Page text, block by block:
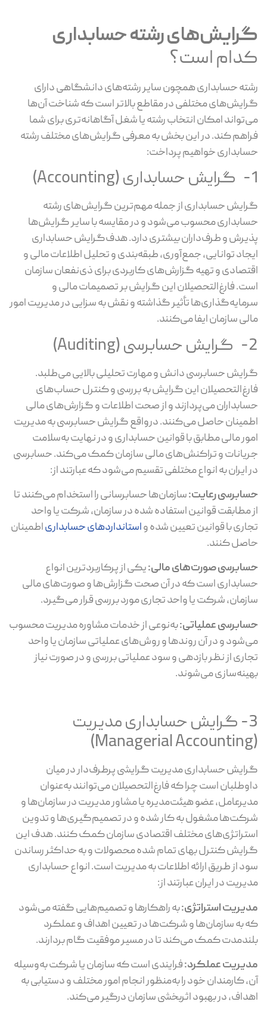
گرایش‌های رشته حسابداری
کدام است؟
رشته حسابداری همچون سایر رشته‌های دانشگاهی دارای
گرایش‌های مختلفی در مقاطع بالاتر است که شناخت آن‌ها
می‌تواند امکان انتخاب رشته یا شغل آگاهانه‌تری برای شما
فراهم کند. در این بخش به معرفی گرایش‌های مختلف رشته
حسابداری خواهیم پرداخت:
1- گرایش حسابداری (Accounting)
گرایش حسابداری از جمله مهم‌ترین گرایش‌های رشته
حسابداری محسوب می‌شود و در مقایسه با سایر گرایش‌ها
پذیرش و طرف‌داران بیشتری دارد. هدف‌گرایش حسابداری
ایجاد توانایی، جمع‌آوری، طبقه‌بندی و تحلیل اطلاعات مالی و
اقتصادی و تهیه گزارش‌های کاربردی برای ذی‌نفعان سازمان
است. فارغ‌التحصیلان این گرایش بر تصمیمات مالی و
سرمایه‌گذاری‌ها تأثیر گذاشته و نقش به سزایی در مدیریت امور
مالی سازمان ایفا می‌کنند.
2- گرایش حسابرسی (Auditing)
گرایش حسابرسی دانش و مهارت تحلیلی بالایی می‌طلبد.
فارغ‌التحصیلان این گرایش به بررسی و کنترل حساب‌های
حسابداران می‌پردازند و از صحت اطلاعات و گزارش‌های مالی
اطمینان حاصل می‌کنند. درواقع گرایش حسابرسی به مدیریت
امور مالی مطابق با قوانین حسابداری و در نهایت به‌سلامت
جریانات و تراکنش‌های مالی سازمان کمک می‌کند. حسابرسی
در ایران به انواع مختلفی تقسیم می‌شود که عبارتند از:
حسابرسی رعایت:سازمان‌ها حسابرسانی را استخدام می‌کنند تا
از مطابقت قوانین استفاده شده در سازمان، شرکت یا واحد
تجاری با قوانین تعیین شده واستانداردهای حسابداریاطمینان
حاصل کنند.
حسابرسی صورت‌های مالی:یکی از پرکاربردترین انواع
حسابداری است که در آن صحت گزارش‌ها و صورت‌های مالی
سازمان، شرکت یا واحد تجاری مورد بررسی قرار می‌گیرد.
حسابرسی عملیاتی:به‌نوعی از خدمات مشاوره مدیریت محسوب
می‌شود و در آن روندها و روش‌های عملیاتی سازمان یا واحد
تجاری از نظر بازدهی و سود عملیاتی بررسی و در صورت نیاز
بهینه‌سازی می‌شوند.
3- گرایش حسابداری مدیریت
(Managerial Accounting)
گرایش حسابداری مدیریت گرایشی پرطرف‌دار در میان
داوطلبان است چرا که فارغ‌التحصیلان می‌توانند به‌عنوان
مدیرعامل، عضو هیئت‌مدیره یا مشاور مدیریت در سازمان‌ها و
شرکت‌ها مشغول به کار شده و در تصمیم‌گیری‌ها و تدوین
استراتژی‌های مختلف اقتصادی سازمان کمک کنند. هدف این
گرایش کنترل بهای تمام شده محصولات و به حداکثر رساندن
سود از طریق ارائه اطلاعات به مدیریت است. انواع حسابداری
مدیریت در ایران عبارتند از:
مدیریت استراتژی:به راهکارها و تصمیم‌هایی گفته می‌شود
که به سازمان‌ها و شرکت‌ها در تعیین اهداف و عملکرد
بلندمدت کمک می‌کند تا در مسیر موفقیت گام بردارند.
مدیریت عملکرد:فرایندی است که سازمان یا شرکت به‌وسیله
آن، کارمندان خود را به‌منظور انجام امور مختلف و دستیابی به
اهداف، در بهبود اثربخشی سازمان درگیر می‌کند.